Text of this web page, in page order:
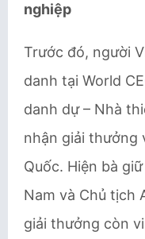
nghiệp
Trước đó, người
danh tại World
danh dự – Nhà
nhận giải thưởng
Quốc. Hiện bà
Nam và Chủ tịch
giải thưởng còn